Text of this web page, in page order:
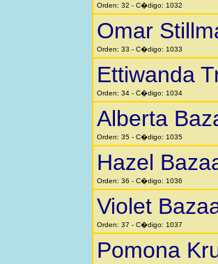
Orden: 32 - C�digo: 1032
Omar
Orden: 33 - C�digo: 1033
Ettiwanda
Orden: 34 - C�digo: 1034
Alberta
Orden: 35 - C�digo: 1035
Hazel
Orden: 36 - C�digo: 1036
Violet
Orden: 37 - C�digo: 1037
Pomona